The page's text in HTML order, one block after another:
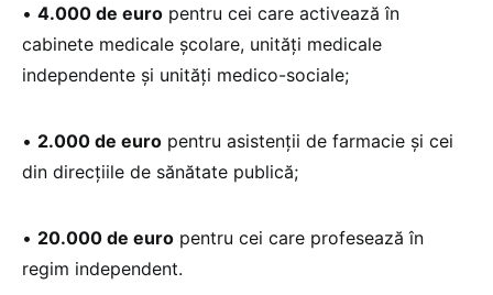
• 4.000 de euro pentru cei care activează în
cabinete medicale școlare, unități medicale
independente și unități medico-sociale;
• 2.000 de euro pentru asistenții de farmacie și cei
din direcțiile de sănătate publică;
• 20.000 de euro pentru cei care profesează în
regim independent.